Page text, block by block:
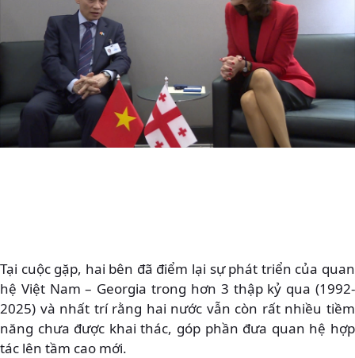
Tại cuộc gặp, hai bên đã điểm lại sự phát triển của quan
hệ Việt Nam – Georgia trong hơn 3 thập kỷ qua (1992-
2025) và nhất trí rằng hai nước vẫn còn rất nhiều tiềm
năng chưa được khai thác, góp phần đưa quan hệ hợp
tác lên tầm cao mới.